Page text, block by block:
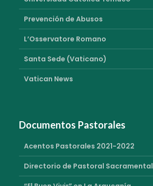
Prevención de Abusos
L’Osservatore Romano
Santa Sede (Vaticano)
Vatican News
Documentos Pastorales
Acentos Pastorales 2021-2022
Directorio de Pastoral Sacramental